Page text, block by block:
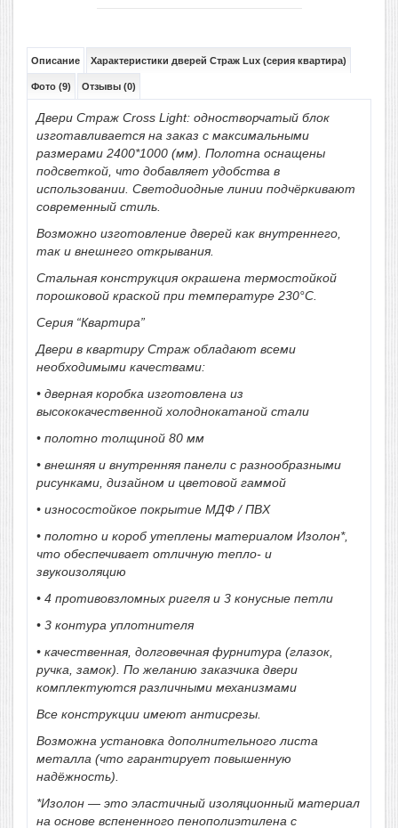
Описание Характеристики дверей Страж Lux (серия квартира)
Фото (9) Отзывы (0)
Двери Страж Cross Light: одностворчатый блок
изготавливается на заказ с максимальными
размерами 2400*1000 (мм). Полотна оснащены
подсветкой, что добавляет удобства в
использовании. Светодиодные линии подчёркивают
современный стиль.
Возможно изготовление дверей как внутреннего,
так и внешнего открывания.
Стальная конструкция окрашена термостойкой
порошковой краской при температуре 230°C.
Серия “Квартира”
Двери в квартиру Страж обладают всеми
необходимыми качествами:
• дверная коробка изготовлена из
высококачественной холоднокатаной стали
• полотно толщиной 80 мм
• внешняя и внутренняя панели с разнообразными
рисунками, дизайном и цветовой гаммой
• износостойкое покрытие МДФ / ПВХ
• полотно и короб утеплены материалом Изолон*,
что обеспечивает отличную тепло- и
звукоизоляцию
• 4 противовзломных ригеля и 3 конусные петли
• 3 контура уплотнителя
• качественная, долговечная фурнитура (глазок,
ручка, замок). По желанию заказчика двери
комплектуются различными механизмами
Все конструкции имеют антисрезы.
Возможна установка дополнительного листа
металла (что гарантирует повышенную
надёжность).
*Изолон — это эластичный изоляционный материал
на основе вспененного пенополиэтилена с